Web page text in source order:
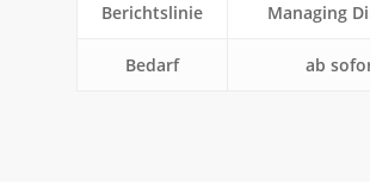
Berichtslinie Managing
Bedarf ab